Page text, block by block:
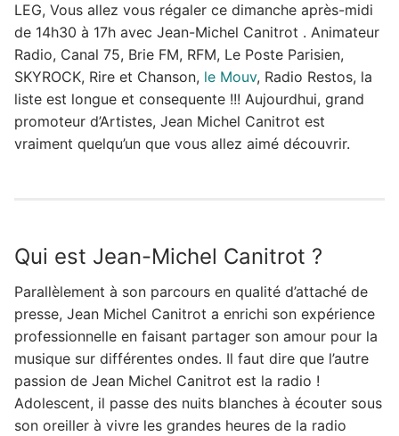
LEG, Vous allez vous régaler ce dimanche après-midi
de 14h30 à 17h avec Jean-Michel Canitrot . Animateur
Radio, Canal 75, Brie FM, RFM, Le Poste Parisien,
SKYROCK, Rire et Chanson, le Mouv, Radio Restos, la
liste est longue et consequente !!! Aujourdhui, grand
promoteur d’Artistes, Jean Michel Canitrot est
vraiment quelqu’un que vous allez aimé découvrir.
Qui est Jean-Michel Canitrot ?
Parallèlement à son parcours en qualité d’attaché de
presse, Jean Michel Canitrot a enrichi son expérience
professionnelle en faisant partager son amour pour la
musique sur différentes ondes. Il faut dire que l’autre
passion de Jean Michel Canitrot est la radio !
Adolescent, il passe des nuits blanches à écouter sous
son oreiller à vivre les grandes heures de la radio